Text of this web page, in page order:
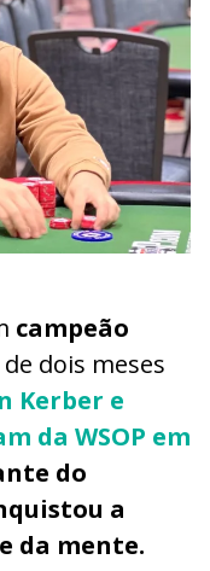
campeão
dois meses
Kerber e
da WSOP em
do
a
da mente.